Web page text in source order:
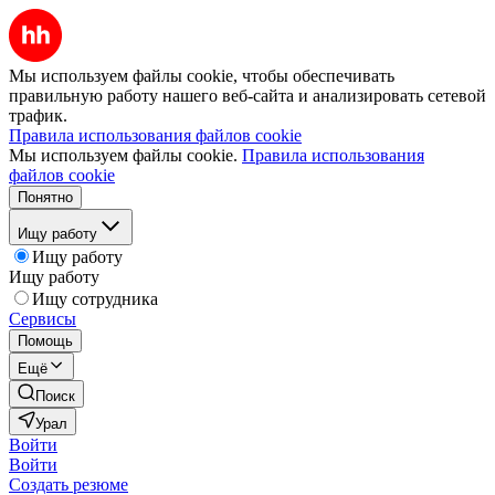
Мы используем файлы cookie, чтобы обеспечивать
правильную работу нашего веб-сайта и анализировать сетевой
трафик.
Правила использования файлов cookie
Мы используем файлы cookie. Правила использования
файлов cookie
Понятно
Ищу работу
Ищу работу
Ищу работу
Ищу сотрудника
Сервисы
Помощь
Ещё
Поиск
Урал
Войти
Войти
Создать резюме